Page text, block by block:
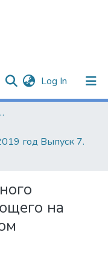
Log In (current)
БарГУ
год Выпуск 7.
на